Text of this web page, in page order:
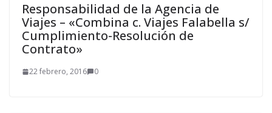
Responsabilidad de la Agencia de
Viajes – «Combina c. Viajes Falabella s/
Cumplimiento-Resolución de
Contrato»
22 febrero, 2016 0